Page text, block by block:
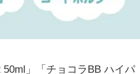
」「チョコラBB ハイパ